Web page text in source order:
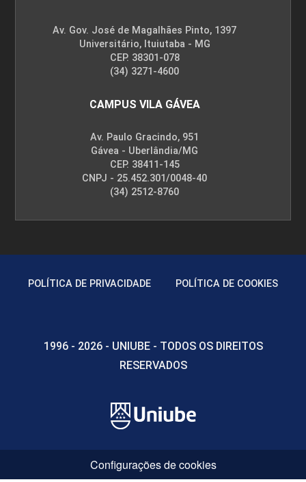
Av. Gov. José de Magalhães Pinto, 1397
Universitário, Ituiutaba - MG
CEP. 38301-078
(34) 3271-4600
CAMPUS VILA GÁVEA
Av. Paulo Gracindo, 951
Gávea - Uberlândia/MG
CEP. 38411-145
CNPJ - 25.452.301/0048-40
(34) 2512-8760
POLÍTICA DE PRIVACIDADE POLÍTICA DE COOKIES
1996 - 2026 - UNIUBE - TODOS OS DIREITOS
RESERVADOS
Configurações de cookies